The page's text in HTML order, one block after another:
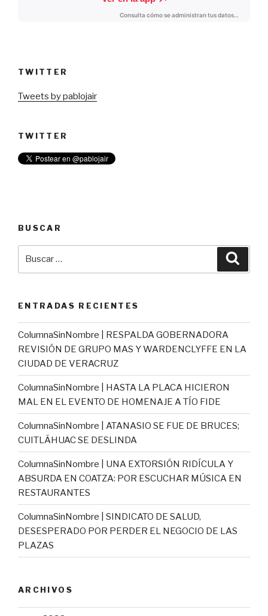
TWITTER
Tweets by pablojair
TWITTER
BUSCAR
ENTRADAS RECIENTES
ColumnaSinNombre | RESPALDA GOBERNADORA
REVISIÓN DE GRUPO MAS Y WARDENCLYFFE EN LA
CIUDAD DE VERACRUZ
ColumnaSinNombre | HASTA LA PLACA HICIERON
MAL EN EL EVENTO DE HOMENAJE A TÍO FIDE
ColumnaSinNombre | ATANASIO SE FUE DE BRUCES;
CUITLÁHUAC SE DESLINDA
ColumnaSinNombre | UNA EXTORSIÓN RIDÍCULA Y
ABSURDA EN COATZA: POR ESCUCHAR MÚSICA EN
RESTAURANTES
ColumnaSinNombre | SINDICATO DE SALUD,
DESESPERADO POR PERDER EL NEGOCIO DE LAS
PLAZAS
ARCHIVOS